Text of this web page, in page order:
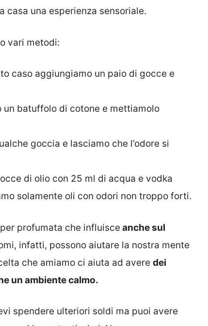
casa una esperienza sensoriale.
vari metodi:
caso aggiungiamo un paio di gocce e
batuffolo di cotone e mettiamolo
goccia e lasciamo che l’odore si
di olio con 25 ml di acqua e vodka
solamente oli con odori non troppo forti.
profumata che influisce anche sul
infatti, possono aiutare la nostra mente
che amiamo ci aiuta ad avere dei
un ambiente calmo.
spendere ulteriori soldi ma puoi avere